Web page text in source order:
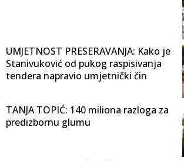
UMJETNOST PRESERAVANJA: Kako je
Stanivuković od pukog raspisivanja
tendera napravio umjetnički čin
TANJA TOPIĆ: 140 miliona razloga za
predizbornu glumu